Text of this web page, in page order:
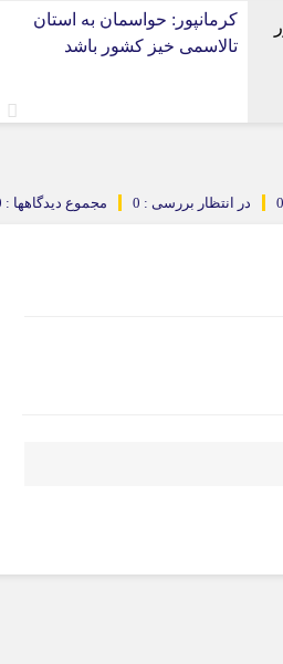
کرمانپور: حواسمان به استان
تالاسمی خیز کشور باشد
مجموع دیدگاهها : 0 در انتظار بررسی : 0